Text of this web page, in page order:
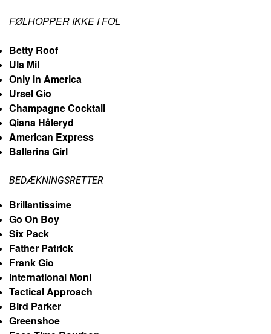
FØLHOPPER IKKE I FOL
Betty Roof
Ula Mil
Only in America
Ursel Gio
Champagne Cocktail
Qiana Håleryd
American Express
Ballerina Girl
BEDÆKNINGSRETTER
Brillantissime
Go On Boy
Six Pack
Father Patrick
Frank Gio
International Moni
Tactical Approach
Bird Parker
Greenshoe